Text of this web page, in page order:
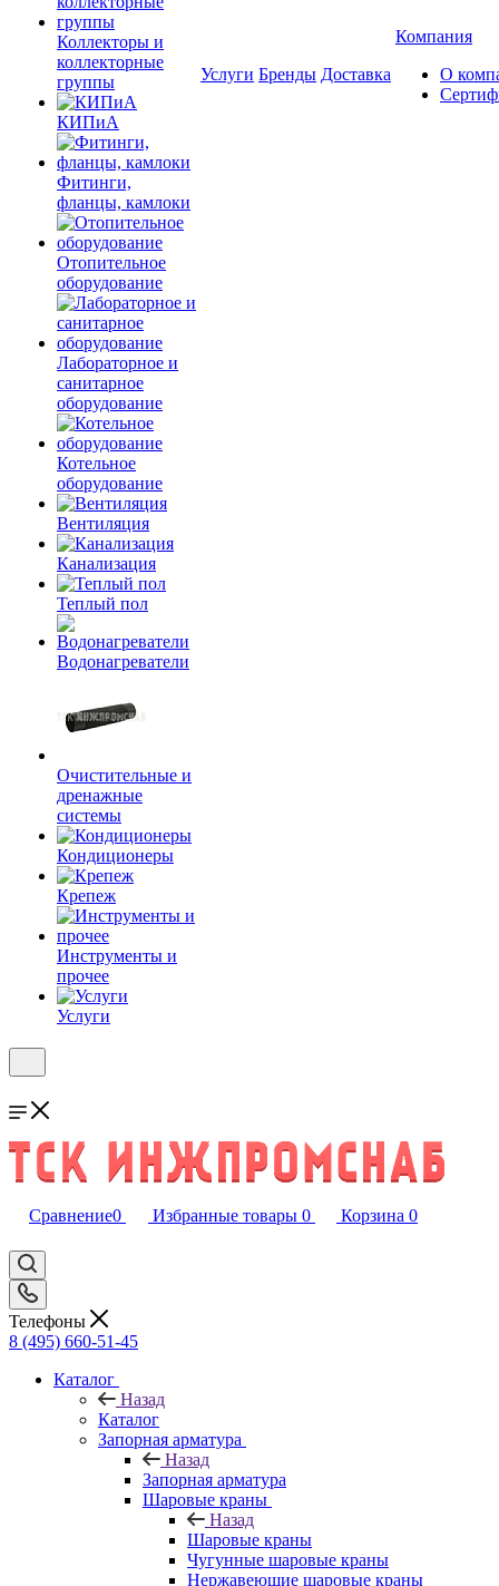
Коллекторы и
коллекторные
группы
КИПиА
Фитинги,
фланцы, камлоки
Отопительное
оборудование
Лабораторное и
санитарное
оборудование
Котельное
оборудование
Вентиляция
Канализация
Теплый пол
Водонагреватели
Очистительные и
дренажные
системы
Кондиционеры
Крепеж
Инструменты и
прочее
Услуги
Услуги Бренды Доставка
Компания
О
Сравнение0 Избранные товары 0 Корзина 0
Телефоны
8 (495) 660-51-45
Каталог
Назад
Каталог
Запорная арматура
Назад
Запорная арматура
Шаровые краны
Назад
Шаровые краны
Чугунные шаровые краны
Нержавеющие шаровые краны